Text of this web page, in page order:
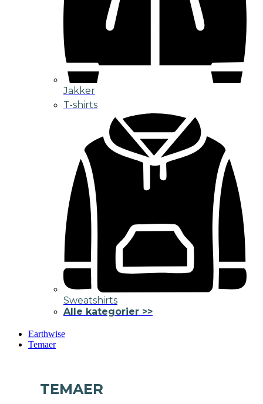
Jakker
T-shirts
Sweatshirts
Alle kategorier >>
Earthwise
Temaer
TEMAER